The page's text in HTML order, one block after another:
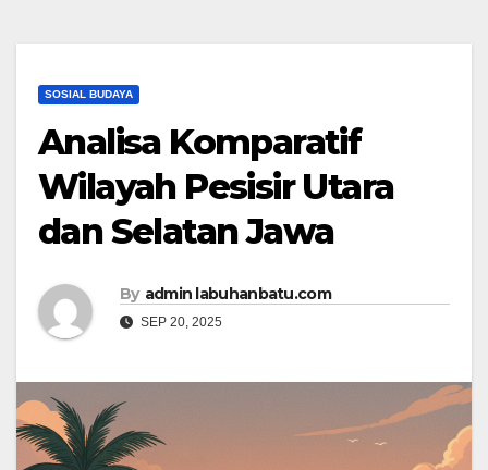
SOSIAL BUDAYA
Analisa Komparatif
Wilayah Pesisir Utara
dan Selatan Jawa
By admin labuhanbatu.com
SEP 20, 2025